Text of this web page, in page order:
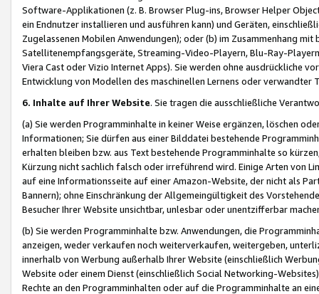
Software-Applikationen (z. B. Browser Plug-ins, Browser Helper
ein Endnutzer installieren und ausführen kann) und Geräten,
Zugelassenen Mobilen Anwendungen); oder (b) im Zusammenhang
Satellitenempfangsgeräte, Streaming-Video-Playern, Blu-Ray-
Viera Cast oder Vizio Internet Apps). Sie werden ohne ausdrückliche
Entwicklung von Modellen des maschinellen Lernens oder
6. Inhalte auf Ihrer Website. Sie tragen die ausschließliche
(a) Sie werden Programminhalte in keiner Weise ergänzen, löschen
Informationen; Sie dürfen aus einer Bilddatei bestehende
erhalten bleiben bzw. aus Text bestehende Programminhalte so
Kürzung nicht sachlich falsch oder irreführend wird. Einige Arten von
auf eine Informationsseite auf einer Amazon-Website, der nicht als
Bannern); ohne Einschränkung der Allgemeingültigkeit des
Besucher Ihrer Website unsichtbar, unlesbar oder unentzifferbar
(b) Sie werden Programminhalte bzw. Anwendungen, die
anzeigen, weder verkaufen noch weiterverkaufen, weitergeben,
innerhalb von Werbung außerhalb Ihrer Website (einschließlich
Website oder einem Dienst (einschließlich Social Networking-
Rechte an den Programminhalten oder auf die Programminhalte an